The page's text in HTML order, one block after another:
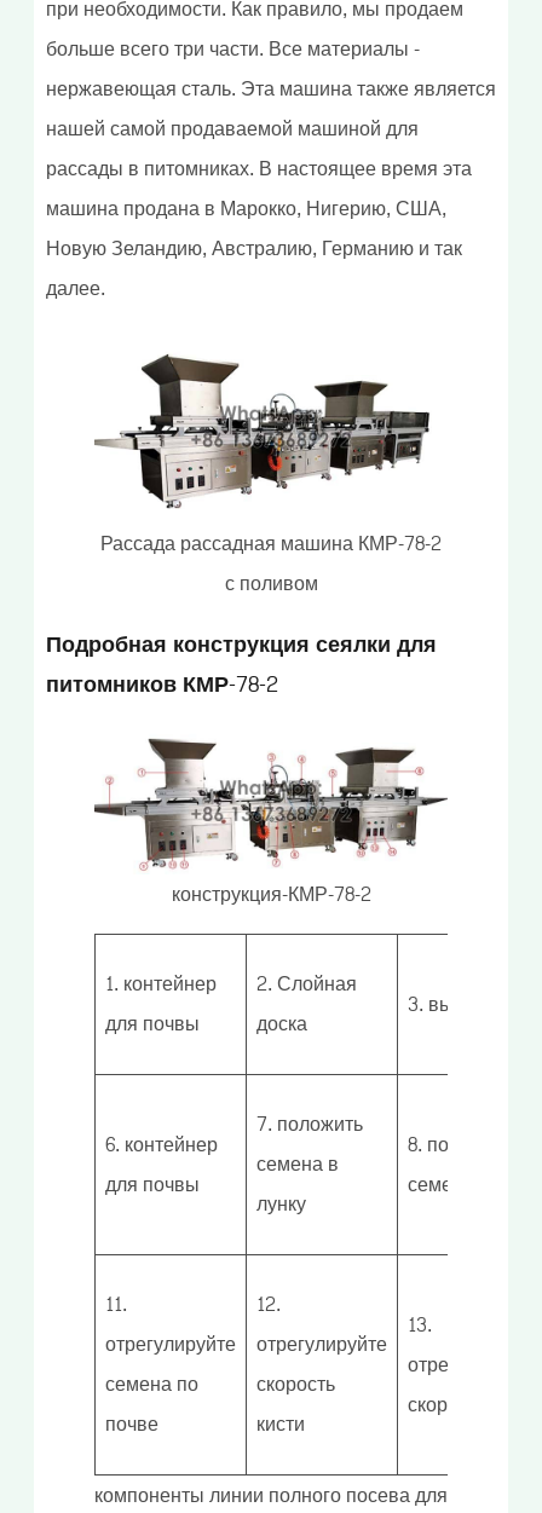
при необходимости. Как правило, мы продаем
больше всего три части. Все материалы -
нержавеющая сталь. Эта машина также является
нашей самой продаваемой машиной для
рассады в питомниках. В настоящее время эта
машина продана в Марокко, Нигерию, США,
Новую Зеландию, Австралию, Германию и так
далее.
Рассада рассадная машина КМР-78-2
с поливом
Подробная конструкция сеялки для
питомников КМР-78-2
конструкция-КМР-78-2
1. контейнер
для почвы
2. Слойная
доска
3. выкопал
6. контейнер
для почвы
7. положить
семена в
лунку
8. поглощать
семена
11.
отрегулируйте
семена по
почве
12.
отрегулируйте
скорость
кисти
13.
скорость
компоненты линии полного посева для